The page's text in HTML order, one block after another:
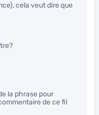
cela veut dire que
la phrase pour
de ce fil